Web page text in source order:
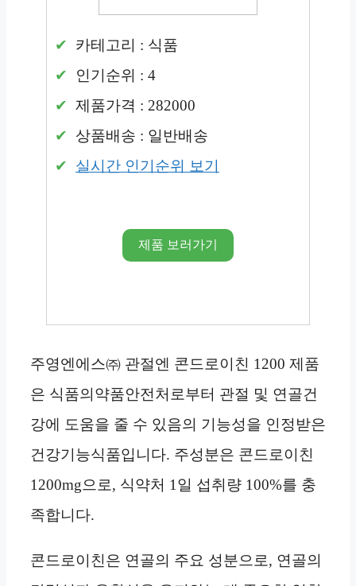
카테고리 : 식품
인기순위 : 4
제품가격 : 282000
상품배송 : 일반배송
실시간 인기순위 보기
제품 보러가기
주영엔에스㈜ 관절엔 콘드로이친 1200 제품
은 식품의약품안전처로부터 관절 및 연골건
강에 도움을 줄 수 있음의 기능성을 인정받은
건강기능식품입니다. 주성분은 콘드로이친
1200mg으로, 식약처 1일 섭취량 100%를 충
족합니다.
콘드로이친은 연골의 주요 성분으로, 연골의